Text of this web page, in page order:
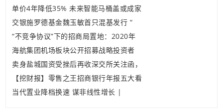
单价4年降低35% 未来智能马桶盖或成家
交银施罗德基金魏玉敏首只混基发行 “
“不竞争协议”下的招商局置地：2020年
海航集团机场板块公开招募战略投资者
卖身盐城国资受挫后再收深交所关注函，
【挖财报】零售之王招商银行年报五大看
当代置业降档换速 谋非线性增长 |